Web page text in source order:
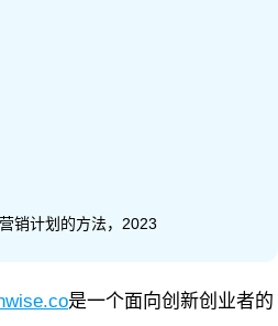
销计划的方法，2023
是一个面向创新创业者的